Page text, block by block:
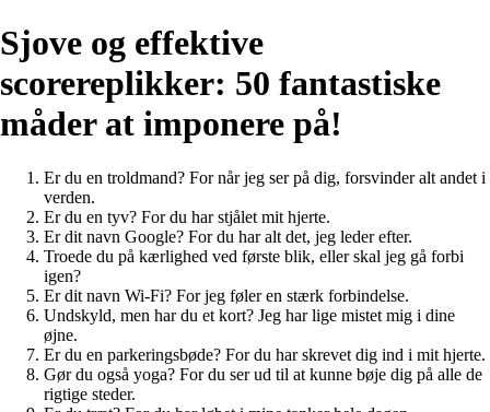
Sjove og effektive
scorereplikker: 50 fantastiske
måder at imponere på!
Er du en troldmand? For når jeg ser på dig, forsvinder alt andet i
verden.
Er du en tyv? For du har stjålet mit hjerte.
Er dit navn Google? For du har alt det, jeg leder efter.
Troede du på kærlighed ved første blik, eller skal jeg gå forbi
igen?
Er dit navn Wi-Fi? For jeg føler en stærk forbindelse.
Undskyld, men har du et kort? Jeg har lige mistet mig i dine
øjne.
Er du en parkeringsbøde? For du har skrevet dig ind i mit hjerte.
Gør du også yoga? For du ser ud til at kunne bøje dig på alle de
rigtige steder.